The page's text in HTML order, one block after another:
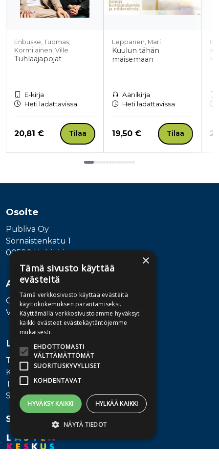
Enbuske, Tuomas;
Kormilainen, Ville
Tuhlaajapojat
E-kirja
Heti ladattavissa
Hinta nyt
20,81 € Tilaa
Leppänen, Mari
Kuulun tähän
maisemaan
Äänikirja
Heti ladattavissa
Hinta nyt
19,50 € Tilaa
Osoite
Publiva Oy
Sörnäistenkatu 1
00580 Helsinki
Asiakaspalvelu
Ota yhteyttä
Vaihde: 010 345100
Lisätietoa
Toimitusehdot
Käyttöohjeet
Tietosuojaseloste
Saavutettavuusseloste
Seuraa meitä
×
Tämä sivusto käyttää
evästeitä
Tämä verkkosivusto käyttää evästeitä
käyttökokemuksen parantamiseksi.
Käyttämällä verkkosivustoamme hyväksyt
kaikki evästeet evästekäytäntöjemme
mukaisesti.
EHDOTTOMASTI
VÄLTTÄMÄTTÖMÄT
SUORITUSKYVYLLISET
KOHDENTAVAT
HYVÄKSY KAIKKI HYLKÄÄ KAIKKI
NÄYTÄ TIEDOT